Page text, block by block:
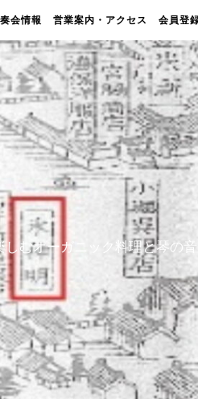
会情報 営業案内・アクセス 会員登
しむオーガニック料理と琴